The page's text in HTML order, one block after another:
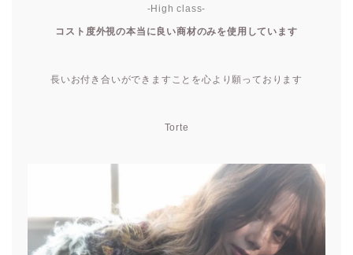
-High class-
コスト度外視の本当に良い商材のみを使用しています
長いお付き合いができますことを心より願っております
Torte